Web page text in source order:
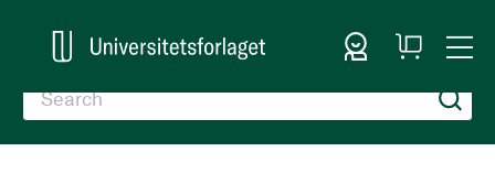
Sign In
My
Cart